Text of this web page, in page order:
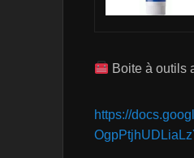
Boite à outils
https://